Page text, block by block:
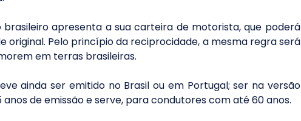
brasileiro apresenta a sua carteira de motorista, que poderá
original. Pelo princípio da reciprocidade, a mesma regra será
em terras brasileiras.
ainda ser emitido no Brasil ou em Portugal; ser na versão
anos de emissão e serve, para condutores com até 60 anos.